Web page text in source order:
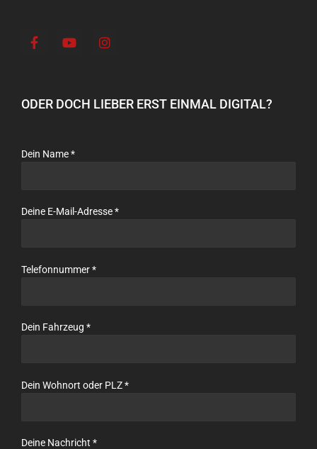
ODER DOCH LIEBER ERST EINMAL DIGITAL?
Dein Name *
Deine E-Mail-Adresse *
Telefonnummer *
Dein Fahrzeug *
Dein Wohnort oder PLZ *
Deine Nachricht *